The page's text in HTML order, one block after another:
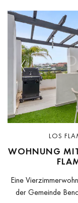
Previous
LOS
WOHNUNG
Eine
der Gemeinde